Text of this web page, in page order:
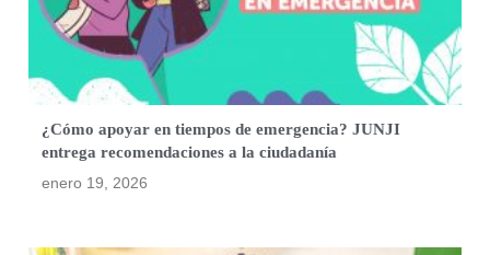
¿Cómo apoyar en tiempos de emergencia? JUNJI
entrega recomendaciones a la ciudadanía
enero 19, 2026